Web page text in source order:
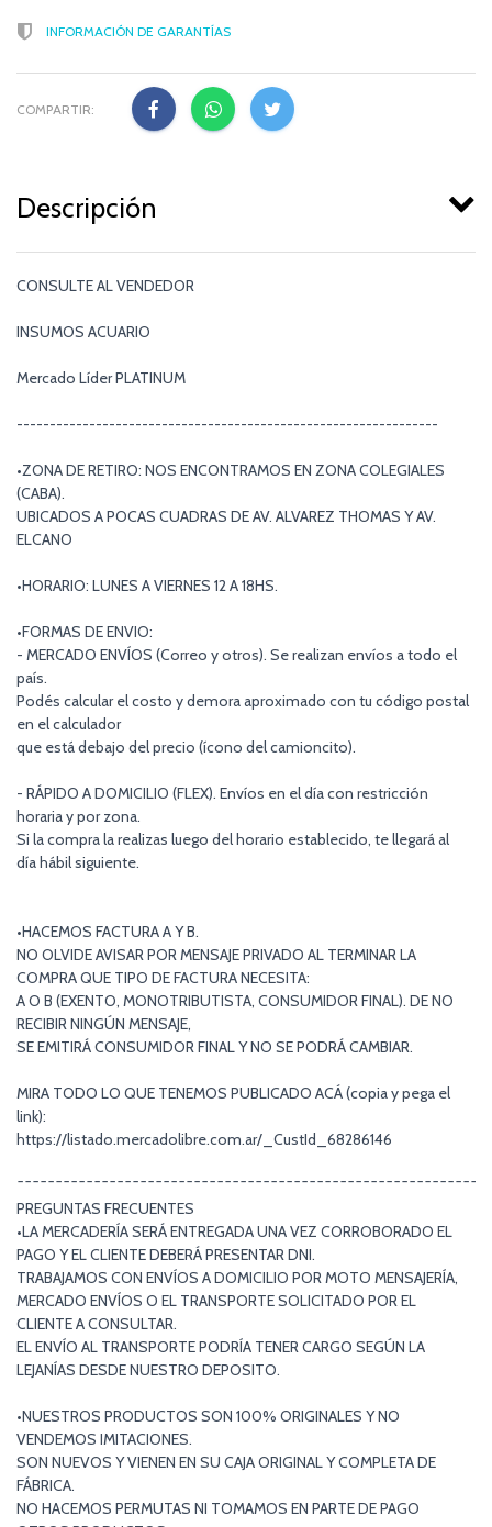
INFORMACIÓN DE GARANTÍAS
COMPARTIR:
Descripción
CONSULTE AL VENDEDOR
INSUMOS ACUARIO
Mercado Líder PLATINUM
----------------------------------------------------------------
•ZONA DE RETIRO: NOS ENCONTRAMOS EN ZONA COLEGIALES
(CABA).
UBICADOS A POCAS CUADRAS DE AV. ALVAREZ THOMAS Y AV.
ELCANO
•HORARIO: LUNES A VIERNES 12 A 18HS.
•FORMAS DE ENVIO:
- MERCADO ENVÍOS (Correo y otros). Se realizan envíos a todo el
país.
Podés calcular el costo y demora aproximado con tu código postal
en el calculador
que está debajo del precio (ícono del camioncito).
- RÁPIDO A DOMICILIO (FLEX). Envíos en el día con restricción
horaria y por zona.
Si la compra la realizas luego del horario establecido, te llegará al
día hábil siguiente.
•HACEMOS FACTURA A Y B.
NO OLVIDE AVISAR POR MENSAJE PRIVADO AL TERMINAR LA
COMPRA QUE TIPO DE FACTURA NECESITA:
A O B (EXENTO, MONOTRIBUTISTA, CONSUMIDOR FINAL). DE NO
RECIBIR NINGÚN MENSAJE,
SE EMITIRÁ CONSUMIDOR FINAL Y NO SE PODRÁ CAMBIAR.
MIRA TODO LO QUE TENEMOS PUBLICADO ACÁ (copia y pega el
link):
https://listado.mercadolibre.com.ar/_CustId_68286146
PREGUNTAS FRECUENTES
•LA MERCADERÍA SERÁ ENTREGADA UNA VEZ CORROBORADO EL
PAGO Y EL CLIENTE DEBERÁ PRESENTAR DNI.
TRABAJAMOS CON ENVÍOS A DOMICILIO POR MOTO MENSAJERÍA,
MERCADO ENVÍOS O EL TRANSPORTE SOLICITADO POR EL
CLIENTE A CONSULTAR.
EL ENVÍO AL TRANSPORTE PODRÍA TENER CARGO SEGÚN LA
LEJANÍAS DESDE NUESTRO DEPOSITO.
•NUESTROS PRODUCTOS SON 100% ORIGINALES Y NO
VENDEMOS IMITACIONES.
SON NUEVOS Y VIENEN EN SU CAJA ORIGINAL Y COMPLETA DE
FÁBRICA.
NO HACEMOS PERMUTAS NI TOMAMOS EN PARTE DE PAGO